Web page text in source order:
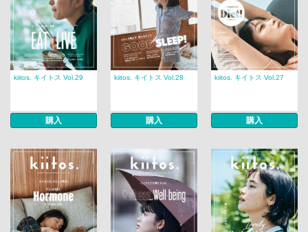
kiitos. キイトス Vol.29
購入
kiitos. キイトス Vol.28
購入
kiitos. キイトス Vol.27
購入